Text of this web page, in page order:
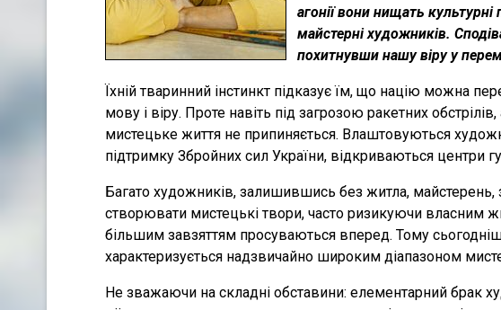
агонії вони нищать культурні
майстерні художників.
похитнувши нашу віру у
Їхній тваринний інстинкт підказує їм, що націю можна
мову і віру. Проте навіть під загрозою ракетних
мистецьке життя не припиняється. Влаштовуються
підтримку Збройних сил України, відкриваються центри
Багато художників, залишившись без житла, майстерень,
створювати мистецькі твори, часто ризикуючи власним
більшим завзяттям просуваються вперед. Тому
характеризується надзвичайно широким діапазоном
Не зважаючи на складні обставини: елементарний брак